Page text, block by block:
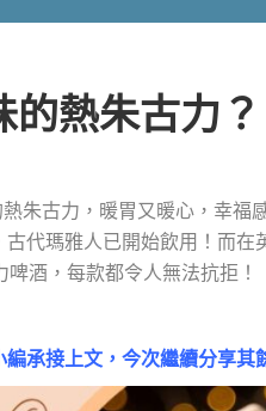
熱朱古力？
朱古力，暖胃又暖心，幸福
代瑪雅人已開始飲用！而在
酒，每款都令人無法抗拒！
承接上文，今次繼續分享其